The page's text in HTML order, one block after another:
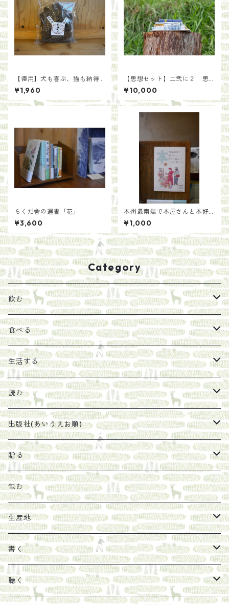
【徳用】犬も喜ぶ、猫も納得
の鹿まんま[種類いろいろ]
¥1,960
【思想セット】二弐に２ 思
い蠢く。二〇〇年後の土にな
る。/らくだ舎出帆室
¥10,000
らくだ舎の選書「花」
¥3,600
本州最南端で本屋さんと本好
きが集まって本について考え
たら/紀伊半島ブックマルシェ
実行委員たち
¥1,000
Category
飲む
お茶
エキス
珈琲豆
太山寺珈琲焙煎室
食べる
ジャム
うめぼし
塩
オリーブオイル
その他
マスコバド糖
しょうがパウダー
野菜・果物
生活する
エコラップ
石けん
ヘチマたわし
陶器
馬目隆宏
絵
タンブラー
読む
刊行から時間が経ったけれど、長く売り続けたい一冊
贈り物に勧めたい絵本
紀伊半島ブックマルシェ関連本
らくだ舎出帆室の参考本など
新刊では販売しづらくなった本を巡らせて
古本や自由価格本から探す
出版社(あいうえお順)
らくだ舎出帆室
リトルプレス
mario books
タイドラー
Sakumag
地下BOOKS
海外出版社
古本
あ行
贈る
包装
ギフトセット
カレンダー
カップ
包む
生産地
色川
そこそこ農園
フィリピン
書く
カムワッカ
聴く